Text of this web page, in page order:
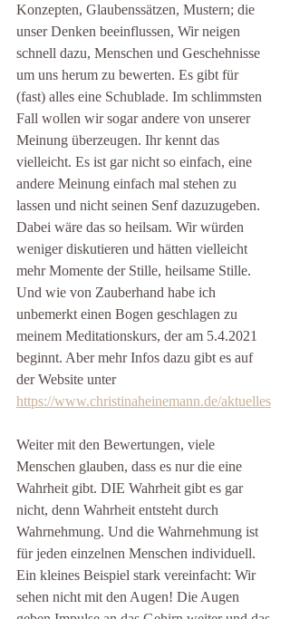
Konzepten, Glaubenssätzen, Mustern; die
unser Denken beeinflussen, Wir neigen
schnell dazu, Menschen und Geschehnisse
um uns herum zu bewerten. Es gibt für
(fast) alles eine Schublade. Im schlimmsten
Fall wollen wir sogar andere von unserer
Meinung überzeugen. Ihr kennt das
vielleicht. Es ist gar nicht so einfach, eine
andere Meinung einfach mal stehen zu
lassen und nicht seinen Senf dazuzugeben.
Dabei wäre das so heilsam. Wir würden
weniger diskutieren und hätten vielleicht
mehr Momente der Stille, heilsame Stille.
Und wie von Zauberhand habe ich
unbemerkt einen Bogen geschlagen zu
meinem Meditationskurs, der am 5.4.2021
beginnt. Aber mehr Infos dazu gibt es auf
der Website unter
https://www.christinaheinemann.de/aktuelles
Weiter mit den Bewertungen, viele
Menschen glauben, dass es nur die eine
Wahrheit gibt. DIE Wahrheit gibt es gar
nicht, denn Wahrheit entsteht durch
Wahrnehmung. Und die Wahrnehmung ist
für jeden einzelnen Menschen individuell.
Ein kleines Beispiel stark vereinfacht: Wir
sehen nicht mit den Augen! Die Augen